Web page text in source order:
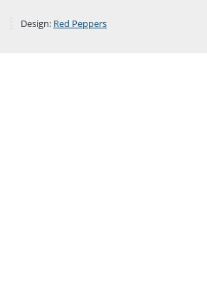
Design: Red Peppers